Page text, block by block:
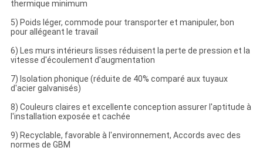
thermique minimum
5) Poids léger, commode pour transporter et manipuler, bon
pour allégeant le travail
6) Les murs intérieurs lisses réduisent la perte de pression et la
vitesse d'écoulement d'augmentation
7) Isolation phonique (réduite de 40% comparé aux tuyaux
d'acier galvanisés)
8) Couleurs claires et excellente conception assurer l'aptitude à
l'installation exposée et cachée
9) Recyclable, favorable à l'environnement, Accords avec des
normes de GBM